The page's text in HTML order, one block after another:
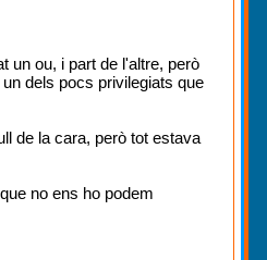
un ou, i part de l'altre, però
dels pocs privilegiats que
de la cara, però tot estava
no ens ho podem